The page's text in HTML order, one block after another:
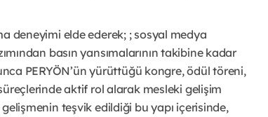
deneyimi elde ederek; ; sosyal medya
basın yansımalarının takibine kadar
PERYÖN’ün yürüttüğü kongre, ödül töreni,
aktif rol alarak mesleki gelişim
teşvik edildiği bu yapı içerisinde,